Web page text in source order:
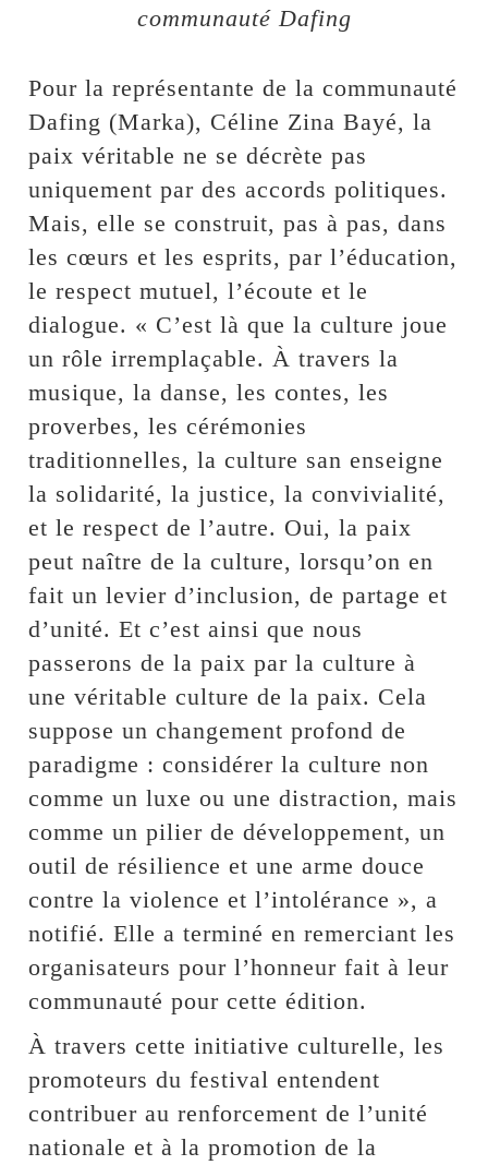
communauté Dafing
Pour la représentante de la communauté
Dafing (Marka), Céline Zina Bayé, la
paix véritable ne se décrète pas
uniquement par des accords politiques.
Mais, elle se construit, pas à pas, dans
les cœurs et les esprits, par l’éducation,
le respect mutuel, l’écoute et le
dialogue. « C’est là que la culture joue
un rôle irremplaçable. À travers la
musique, la danse, les contes, les
proverbes, les cérémonies
traditionnelles, la culture san enseigne
la solidarité, la justice, la convivialité,
et le respect de l’autre. Oui, la paix
peut naître de la culture, lorsqu’on en
fait un levier d’inclusion, de partage et
d’unité. Et c’est ainsi que nous
passerons de la paix par la culture à
une véritable culture de la paix. Cela
suppose un changement profond de
paradigme : considérer la culture non
comme un luxe ou une distraction, mais
comme un pilier de développement, un
outil de résilience et une arme douce
contre la violence et l’intolérance », a
notifié. Elle a terminé en remerciant les
organisateurs pour l’honneur fait à leur
communauté pour cette édition.
À travers cette initiative culturelle, les
promoteurs du festival entendent
contribuer au renforcement de l’unité
nationale et à la promotion de la